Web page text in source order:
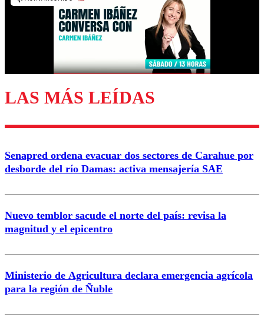
Enviar comentario
LAS MÁS LEÍDAS
Senapred ordena evacuar dos sectores de Carahue por
desborde del río Damas: activa mensajería SAE
Nuevo temblor sacude el norte del país: revisa la
magnitud y el epicentro
Ministerio de Agricultura declara emergencia agrícola
para la región de Ñuble